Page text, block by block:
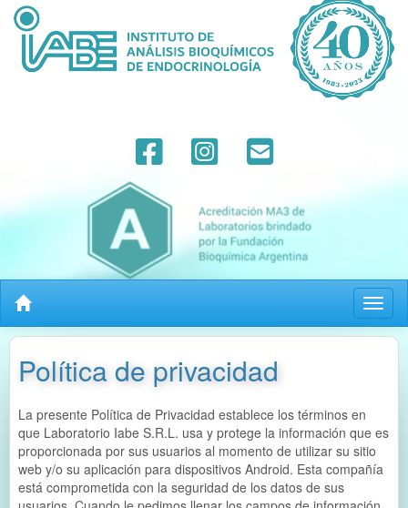
Política de privacidad
La presente Política de Privacidad establece los términos en
que Laboratorio Iabe S.R.L. usa y protege la información que es
proporcionada por sus usuarios al momento de utilizar su sitio
web y/o su aplicación para dispositivos Android. Esta compañía
está comprometida con la seguridad de los datos de sus